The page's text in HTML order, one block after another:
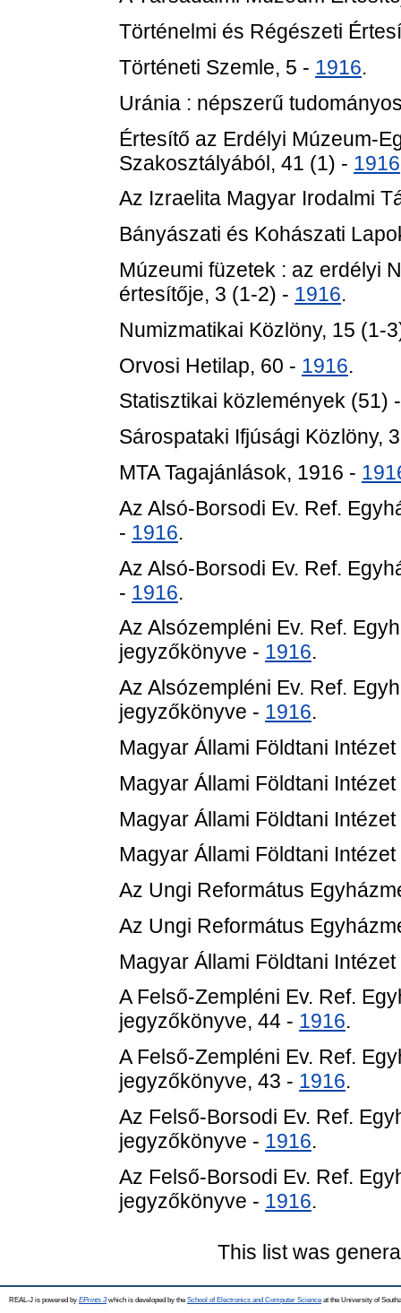
Történelmi és Régészeti
Történeti Szemle, 5 - 1916.
Uránia : népszerű
Értesítő az Erdélyi Múzeum-
Szakosztályából, 41 (1) - 1916
Az Izraelita Magyar Irodalmi
Bányászati és Kohászati
Múzeumi füzetek : az erdélyi
értesítője, 3 (1-2) - 1916.
Numizmatikai Közlöny, 15 (1-
Orvosi Hetilap, 60 - 1916.
Statisztikai közlemények (51)
Sárospataki Ifjúsági Közlöny,
MTA Tagajánlások, 1916 -
Az Alsó-Borsodi Ev. Ref.
- 1916.
Az Alsó-Borsodi Ev. Ref.
- 1916.
Az Alsózempléni Ev. Ref.
jegyzőkönyve - 1916.
Az Alsózempléni Ev. Ref.
jegyzőkönyve - 1916.
Magyar Állami Földtani
Magyar Állami Földtani
Magyar Állami Földtani
Magyar Állami Földtani
Az Ungi Református
Az Ungi Református
Magyar Állami Földtani
A Felső-Zempléni Ev. Ref.
jegyzőkönyve, 44 - 1916.
A Felső-Zempléni Ev. Ref.
jegyzőkönyve, 43 - 1916.
Az Felső-Borsodi Ev. Ref.
jegyzőkönyve - 1916.
Az Felső-Borsodi Ev. Ref.
jegyzőkönyve - 1916.
This list was
REAL-J is powered by EPrints 3which is developed by the School of Electronics and Computer Science at the University of